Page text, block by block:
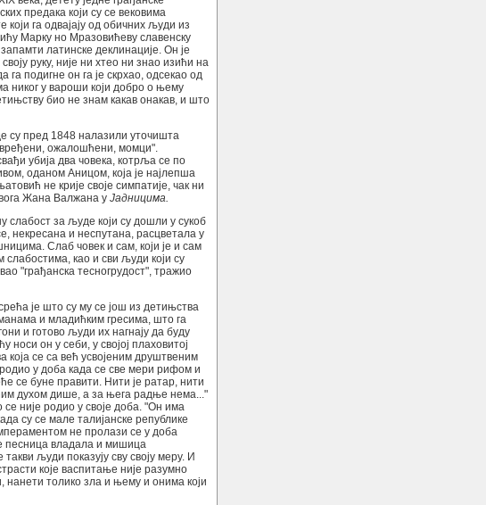
предака који су се вековима
који га одвајају од обичних људи из
Марку но Мразовићеву славенску
латинске деклинације. Он је
руку, није ни хтео ни знао изићи на
подигне он га је скрхао, одсекао од
никог у вароши који добро о њему
био не знам какав онакав, и што
су пред 1848 налазили уточишта
ожалошћени, момци".
убија два човека, котрља се по
оданом Аницом, која је најлепша
не крије своје симпатије, чак ни
Жана Валжана у Јадницима.
слабост за људе који су дошли у сукоб
некресана и неспутана, расцветала у
Слаб човек и сам, који је и сам
као и сви људи који су
"грађанска тесногрудост", тражио
је што су му се још из детињства
и младићким гресима, што га
и готово људи их нагнају да буду
носи он у себи, у својој плаховитој
која се са већ усвојеним друштвеним
у доба када се све мери рифом и
се буне правити. Нити је ратар, нити
духом дише, а за њега радње нема..."
се није родио у своје доба. "Он има
су се мале талијанске републике
не пролази се у доба
песница владала и мишица
људи показују сву своју меру. И
које васпитање није разумно
нанети толико зла и њему и онима који